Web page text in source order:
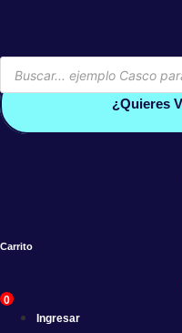
contenido
Búsqueda
de
productosConoce por qué
¿Quieres
Carrito
0
Ingresar